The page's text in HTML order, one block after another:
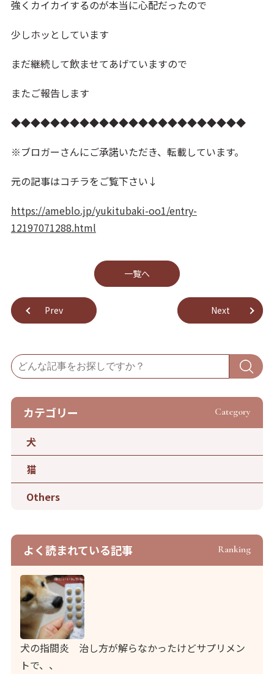
強くカイカイするのが本当に心配だったので
少しホッとしています
まだ継続して飲ませてあげていますので
またご報告します
◆◆◆◆◆◆◆◆◆◆◆◆◆◆◆◆◆◆◆◆◆◆◆◆
※ブロガーさんにご承諾いただき、転載しています。
元の記事はコチラをご覧下さい↓
https://ameblo.jp/yukitubaki-oo1/entry-
12197071288.html
Prev
⼀覧へ
Next
カテゴリー Category
犬
猫
Others
よく読まれている記事 Ranking
犬の指間炎 治し方が解らなかったけどサプリメン
トで、、